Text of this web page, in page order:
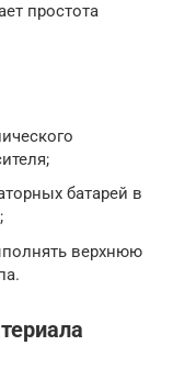
простота
батарей в
верхнюю